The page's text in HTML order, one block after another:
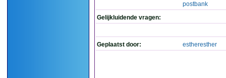
postbank
Gelijkluidende vragen:
Geplaatst door: estheresther